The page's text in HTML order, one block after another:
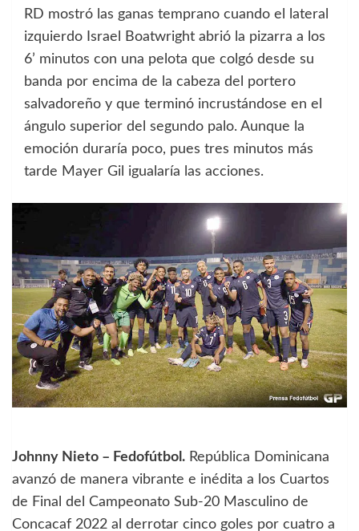
RD mostró las ganas temprano cuando el lateral
izquierdo Israel Boatwright abrió la pizarra a los
6’ minutos con una pelota que colgó desde su
banda por encima de la cabeza del portero
salvadoreño y que terminó incrustándose en el
ángulo superior del segundo palo. Aunque la
emoción duraría poco, pues tres minutos más
tarde Mayer Gil igualaría las acciones.
Johnny Nieto – Fedofútbol. República Dominicana
avanzó de manera vibrante e inédita a los Cuartos
de Final del Campeonato Sub-20 Masculino de
Concacaf 2022 al derrotar cinco goles por cuatro a